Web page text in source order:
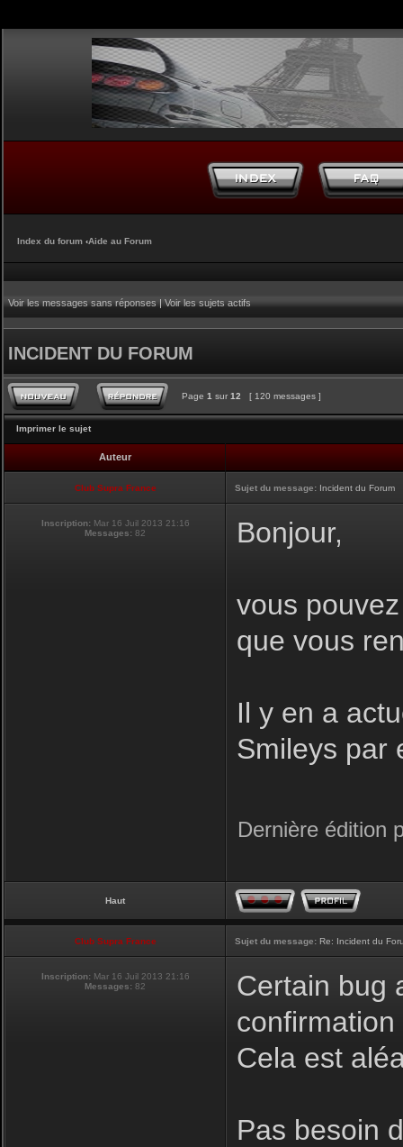
Index du forum ‹Aide au Forum
Voir les messages sans réponses|Voir les sujets actifs
INCIDENT DU FORUM
Page 1 sur 12 [ 120 messages ]
Imprimer le sujet
Auteur
Club Supra France Sujet du message: Incident du Forum
Inscription: Mar 16 Juil 2013 21:16
Messages: 82 Bonjour,
vous
que vous
Il y en a
Smileys par
Dernière édition
Haut
Club Supra France Sujet du message: Re: Incident du
Inscription: Mar 16 Juil 2013 21:16
Messages: 82
Certain bug
Cela est
Pas besoin